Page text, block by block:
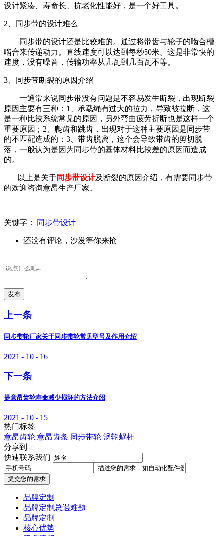
设计紧凑、寿命长、抗老化性能好，是一个好工具。
2、同步带的设计难么
同步带的设计还是比较难的。通过将带齿与轮子的啮合槽
啮合来传递动力。直线速度可以达到每秒50米。这是非常快的
速度，没有噪音，传输功率从几瓦到几百瓦不等。
3、同步带断裂的原因介绍
一通常来说同步带没有问题是不容易发生断裂，出现断裂
原因主要有三种： 1、承载绳有过大的拉力，导致被拉断，这
是一种比较系统常见的原因，另外弯曲疲劳折断也是这样一个
重要原因；2、爬齿和跳齿，出现对于这种主要原因是同步带
的不匹配造成的；3、带齿脱离，这个会导致带齿的剪切脱
落，一般认为是因为同步带的基体材料比较差的原因而造成
的。
以上是关于同步带设计及断裂的原因介绍，有需要同步带
的欢迎咨询意昂生产厂家。
关键字： 同步带设计
还没有评论，沙发等你来抢
发布
上一条
同步带轮厂家关于同步带轮常见型号及作用介绍
2021 - 10 - 16
下一条
提意昂齿轮寿命减少损坏的方法介绍
2021 - 10 - 15
热门标签
意昂齿轮 意昂齿条 同步带轮 涡轮蜗杆
分享到
快速联系我们
提交您的需求
品牌定制
品牌定制总遇难题
品牌定制
核心优势